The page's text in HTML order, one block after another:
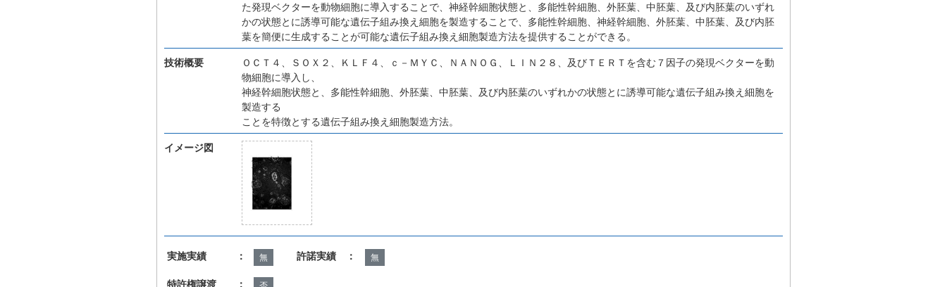
た発現ベクターを動物細胞に導入することで、神経幹細胞状態と、多能性幹細胞、外胚葉、中胚葉、及び内胚葉のいずれ
かの状態とに誘導可能な遺伝子組み換え細胞を製造することで、多能性幹細胞、神経幹細胞、外胚葉、中胚葉、及び内胚
葉を簡便に生成することが可能な遺伝子組み換え細胞製造方法を提供することができる。
技術概要
ＯＣＴ４、ＳＯＸ２、ＫＬＦ４、ｃ－ＭＹＣ、ＮＡＮＯＧ、ＬＩＮ２８、及びＴＥＲＴを含む７因子の発現ベクターを動
物細胞に導入し、
神経幹細胞状態と、多能性幹細胞、外胚葉、中胚葉、及び内胚葉のいずれかの状態とに誘導可能な遺伝子組み換え細胞を
製造する
ことを特徴とする遺伝子組み換え細胞製造方法。
イメージ図
実施実績 ： 無 許諾実績 ： 無
特許権譲渡 ：